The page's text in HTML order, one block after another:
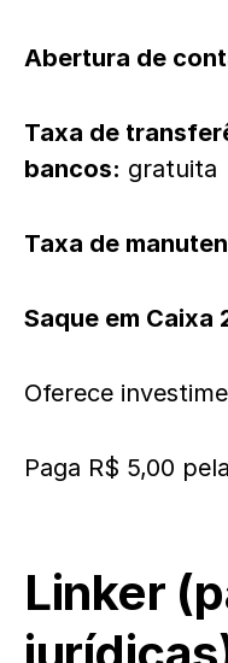
Abertura de
Taxa de
bancos: gratuita
Taxa de
Saque em Caixa
Oferece
Paga R$ 5,00
Linker